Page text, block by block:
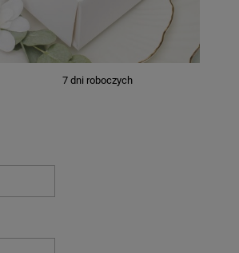
7 dni roboczych